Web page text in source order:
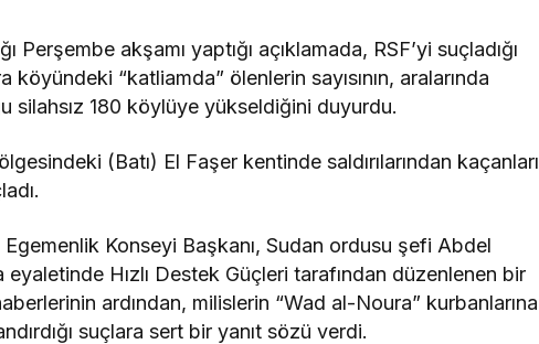
Perşembe akşamı yaptığı açıklamada, RSF’yi suçladığı
“katliamda” ölenlerin sayısının, aralarında
silahsız 180 köylüye yükseldiğini duyurdu.
(Batı) El Faşer kentinde saldırılarından kaçanları
Konseyi Başkanı, Sudan ordusu şefi Abdel
Hızlı Destek Güçleri tarafından düzenlenen bir
ardından, milislerin “Wad al-Noura” kurbanlarına
suçlara sert bir yanıt sözü verdi.